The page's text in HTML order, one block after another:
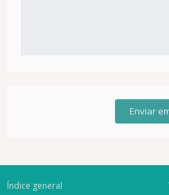
Índice general